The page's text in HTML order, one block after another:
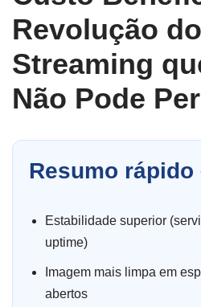
Revolução do
Streaming
Não Pode
Resumo rápido
Estabilidade superior
uptime)
Imagem mais limpa em
abertos